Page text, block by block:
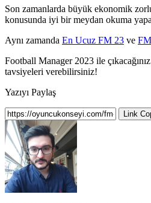
Son zamanlarda büyük ekonomik
konusunda iyi bir meydan okuma
Aynı zamanda En Ucuz FM 23 ve
Football Manager 2023 ile
tavsiyeleri verebilirsiniz!
Yazıyı Paylaş
Link